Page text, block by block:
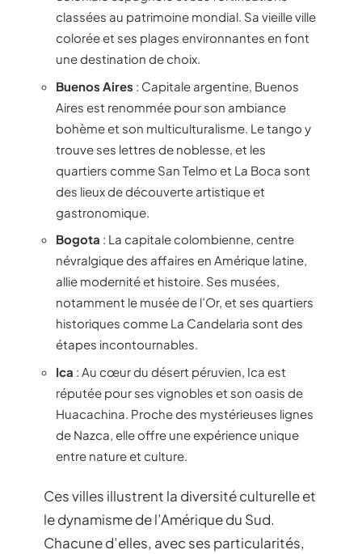
classées au patrimoine mondial. Sa vieille ville
colorée et ses plages environnantes en font
une destination de choix.
Buenos Aires : Capitale argentine, Buenos
Aires est renommée pour son ambiance
bohème et son multiculturalisme. Le tango y
trouve ses lettres de noblesse, et les
quartiers comme San Telmo et La Boca sont
des lieux de découverte artistique et
gastronomique.
Bogota : La capitale colombienne, centre
névralgique des affaires en Amérique latine,
allie modernité et histoire. Ses musées,
notamment le musée de l’Or, et ses quartiers
historiques comme La Candelaria sont des
étapes incontournables.
Ica : Au cœur du désert péruvien, Ica est
réputée pour ses vignobles et son oasis de
Huacachina. Proche des mystérieuses lignes
de Nazca, elle offre une expérience unique
entre nature et culture.
Ces villes illustrent la diversité culturelle et
le dynamisme de l’Amérique du Sud.
Chacune d’elles, avec ses particularités,